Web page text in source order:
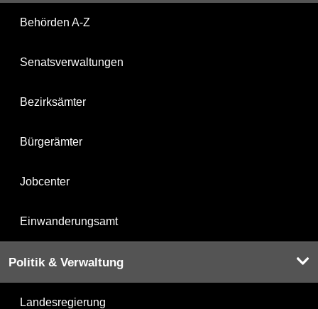
Behörden A-Z
Senatsverwaltungen
Bezirksämter
Bürgerämter
Jobcenter
Einwanderungsamt
Politik & Verwaltung
Landesregierung